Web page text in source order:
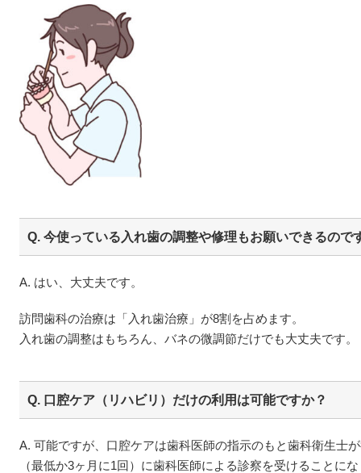
Q. 今使っている入れ歯の調整や修理もお願いできるので
A. はい、大丈夫です。
訪問歯科の治療は「入れ歯治療」が8割を占めます。
入れ歯の調整はもちろん、バネの微調節だけでも大丈夫です。
Q. 口腔ケア（リハビリ）だけの利用は可能ですか？
A. 可能ですが、口腔ケアは歯科医師の指示のもと歯科衛生士
（最低か3ヶ月に1回）に歯科医師による診察を受けることに